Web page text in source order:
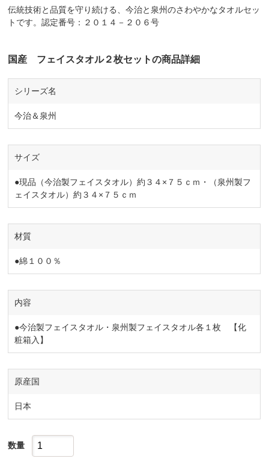
伝統技術と品質を守り続ける、今治と泉州のさわやかなタオルセッ
トです。認定番号：２０１４－２０６号
国産 フェイスタオル２枚セットの商品詳細
シリーズ名
今治＆泉州
サイズ
●現品（今治製フェイスタオル）約３４×７５ｃｍ・（泉州製フ
ェイスタオル）約３４×７５ｃｍ
材質
●綿１００％
内容
●今治製フェイスタオル・泉州製フェイスタオル各１枚 【化
粧箱入】
原産国
日本
数量